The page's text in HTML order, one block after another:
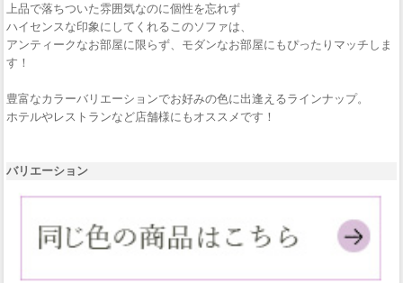
上品で落ちついた雰囲気なのに個性を忘れず
ハイセンスな印象にしてくれるこのソファは、
アンティークなお部屋に限らず、モダンなお部屋にもぴったりマッチしま
す！
豊富なカラーバリエーションでお好みの色に出逢えるラインナップ。
ホテルやレストランなど店舗様にもオススメです！
バリエーション